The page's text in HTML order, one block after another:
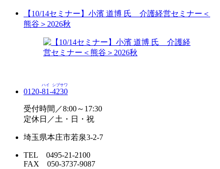
【10/14セミナー】小濱 道博 氏 介護経営セミナー＜
熊谷＞2026秋
0120-81
ハイ
-4230
シブサワ
受付時間／8:00～17:30
定休日／土・日・祝
埼玉県本庄市若泉3-2-7
TEL 0495-21-2100
FAX 050-3737-9087